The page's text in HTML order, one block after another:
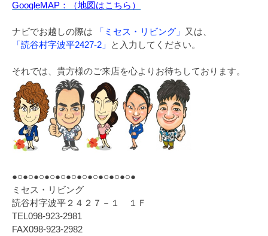
GoogleMAP：（地図はこちら）
ナビでお越しの際は 「ミセス・リビング」
又は、
「読谷村字波平2427-2」
と入力してください。
それでは、貴方様のご来店を心よりお待ちしております。
●○●○●○●○●○●○●○●○●○●○●○●
ミセス・リビング
読谷村字波平２４２７－１ １Ｆ
TEL098-923-2981
FAX098-923-2982